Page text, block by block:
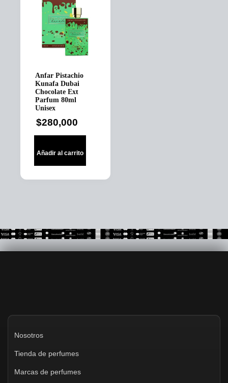
Anfar Pistachio
Kunafa Dubai
Chocolate Ext
Parfum 80ml
Unisex
$280,000
Añadir al carrito
Nosotros
Tienda de perfumes
Marcas de perfumes